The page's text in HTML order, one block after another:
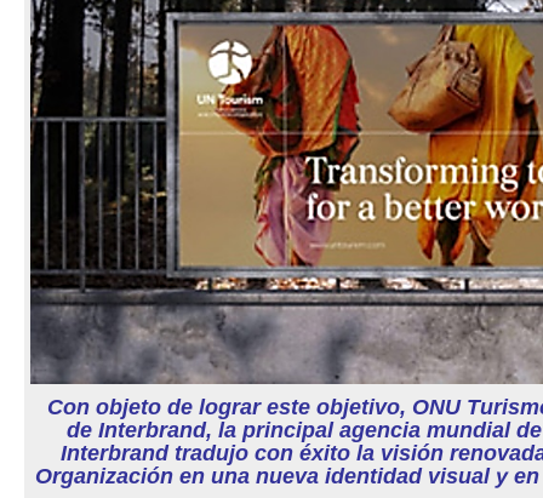
Con objeto de lograr este objetivo, ONU
de Interbrand, la principal agencia mundial
Interbrand tradujo con éxito la visión
Organización en una nueva identidad visual y